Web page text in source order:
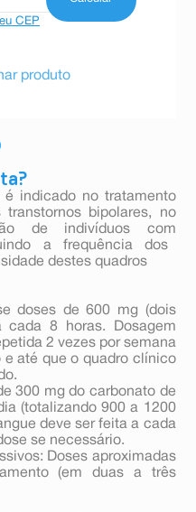
é indicado no tratamento
bipolares, no
de indivíduos com
a frequência dos
destes quadros
doses de 600 mg (dois
8 horas. Dosagem
2 vezes por semana
e até que o quadro clínico
300 mg do carbonato de
(totalizando 900 a 1200
deve ser feita a cada
se necessário.
Doses aproximadas
(em duas a três
CEP
produto